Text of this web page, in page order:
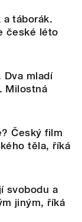
a táborák.
české léto
Dva mladí
Milostná
Český film
těla, říká
svobodu a
jiným, říká